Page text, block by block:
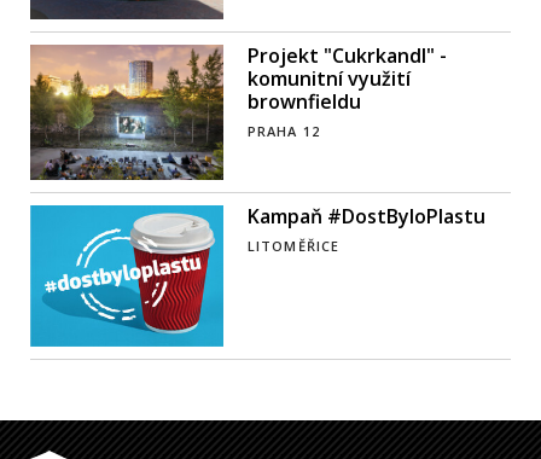
Projekt "Cukrkandl" -
komunitní využití
brownfieldu
PRAHA 12
Kampaň #DostByloPlastu
LITOMĚŘICE